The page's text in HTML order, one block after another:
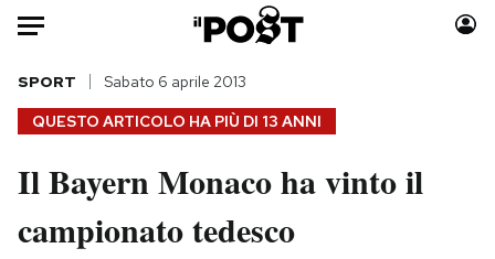
HOME
Italia
Politica
Moda
Consumismi
QUESTO ARTICOLO HA PIÙ DI 13 ANNI
SPORT Sabato 6 aprile 2013
Il Bayern Monaco ha vinto il
campionato tedesco